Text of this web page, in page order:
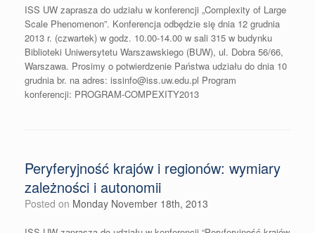
ISS UW zaprasza do udziału w konferencji „Complexity of Large
Scale Phenomenon”. Konferencja odbędzie się dnia 12 grudnia
2013 r. (czwartek) w godz. 10.00-14.00 w sali 315 w budynku
Biblioteki Uniwersytetu Warszawskiego (BUW), ul. Dobra 56/66,
Warszawa. Prosimy o potwierdzenie Państwa udziału do dnia 10
grudnia br. na adres: issinfo@iss.uw.edu.pl Program
konferencji: PROGRAM-COMPEXITY2013
Peryferyjność krajów i regionów: wymiary
zależności i autonomii
Posted on Monday November 18th, 2013